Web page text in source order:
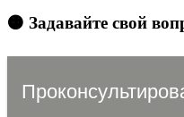
🟠 Задавайте свой